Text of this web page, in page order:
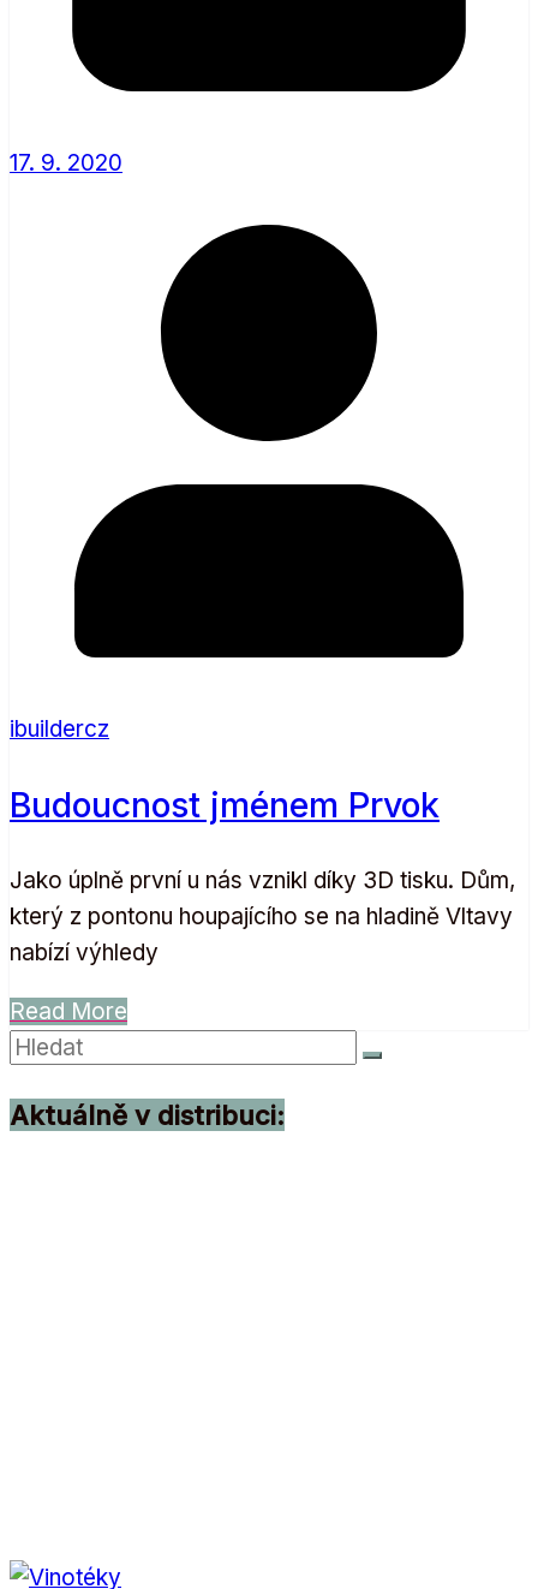
17. 9. 2020
ibuildercz
Budoucnost jménem Prvok
Jako úplně první u nás vznikl díky 3D tisku. Dům,
který z pontonu houpajícího se na hladině Vltavy
nabízí výhledy
Read More
Aktuálně v distribuci: